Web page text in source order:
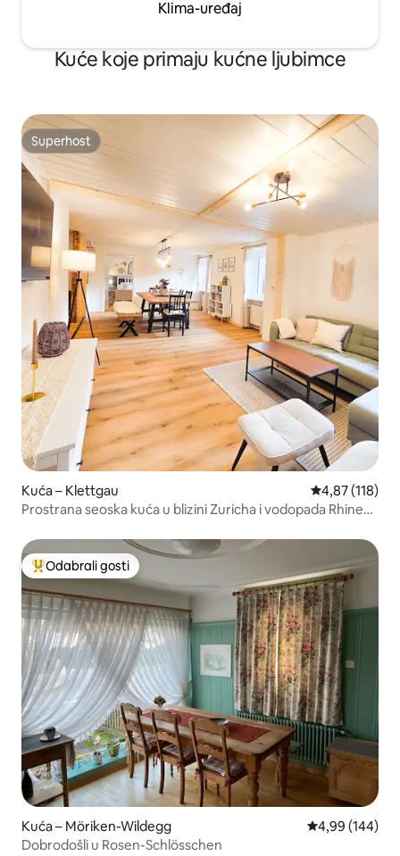
Klima-uređaj
Kuće koje primaju kućne ljubimce
Superhost
Superhost
Kuća – Klettgau Prosječna
4,87 (118)
Prostrana seoska kuća u blizini Zuricha i vodopada Rhine
Među najviše rangiranima s oznakom „Odabrali gosti”
Odabrali gosti
Kuća – Möriken-Wildegg Prosječna
4,99 (144)
Dobrodošli u Rosen-Schlösschen